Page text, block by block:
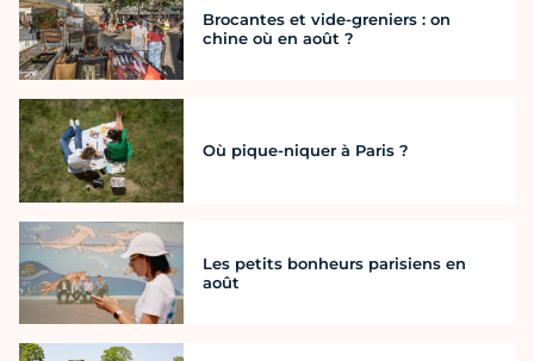
Brocantes et vide-greniers : on
chine où en août ?
Où pique-niquer à Paris ?
Les petits bonheurs parisiens en
août